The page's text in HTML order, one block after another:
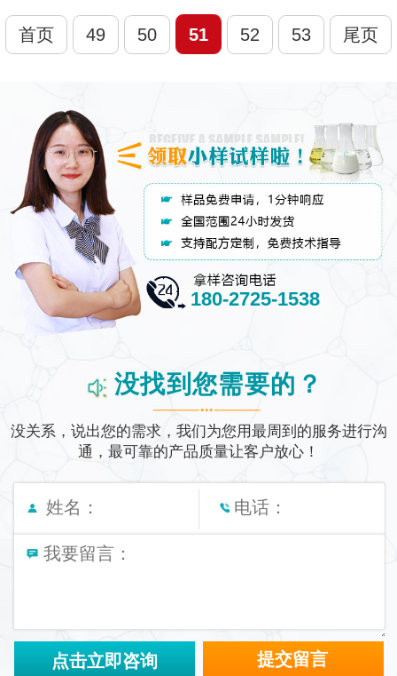
程中因为产品本身带有化学助剂等原
因而导致大量的泡沫产生。面对...
首页 49 50 51 52 53 尾页
180-2725-1538
没找到您需要的？
没关系，说出您的需求，我们为您用最周到的服务进行沟
通， 最可靠的产品质量让客户放心！
点击立即咨询